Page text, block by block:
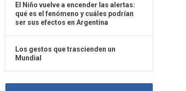
El Niño vuelve a encender las alertas:
qué es el fenómeno y cuáles podrían
ser sus efectos en Argentina
Los gestos que trascienden un
Mundial